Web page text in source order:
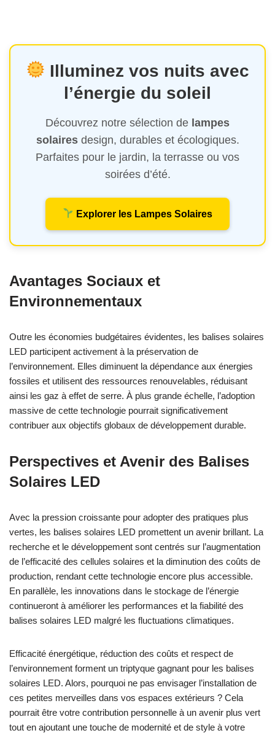
Illuminez vos nuits avec
l’énergie du soleil
Découvrez notre sélection de lampes
solairesdesign, durables et écologiques.
Parfaites pour le jardin, la terrasse ou vos
soirées d’été.
Explorer les Lampes Solaires
Avantages Sociaux et
Environnementaux
Outre les économies budgétaires évidentes, les balises solaires
LED participent activement à la préservation de
l’environnement. Elles diminuent la dépendance aux énergies
fossiles et utilisent des ressources renouvelables, réduisant
ainsi les gaz à effet de serre. À plus grande échelle, l’adoption
massive de cette technologie pourrait significativement
contribuer aux objectifs globaux de développement durable.
Perspectives et Avenir des Balises
Solaires LED
Avec la pression croissante pour adopter des pratiques plus
vertes, les balises solaires LED promettent un avenir brillant. La
recherche et le développement sont centrés sur l’augmentation
de l’efficacité des cellules solaires et la diminution des coûts de
production, rendant cette technologie encore plus accessible.
En parallèle, les innovations dans le stockage de l’énergie
continueront à améliorer les performances et la fiabilité des
balises solaires LED malgré les fluctuations climatiques.
Efficacité énergétique, réduction des coûts et respect de
l’environnement forment un triptyque gagnant pour les balises
solaires LED. Alors, pourquoi ne pas envisager l’installation de
ces petites merveilles dans vos espaces extérieurs ? Cela
pourrait être votre contribution personnelle à un avenir plus vert
tout en ajoutant une touche de modernité et de style à votre